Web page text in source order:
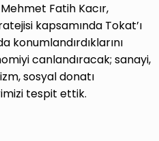
Fatih Kacır,
kapsamında Tokat’ı
konumlandırdıklarını
canlandıracak; sanayi,
sosyal donatı
tespit ettik.